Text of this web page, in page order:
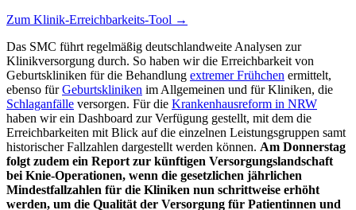
Zum Klinik-Erreichbarkeits-Tool →
Das SMC führt regelmäßig deutschlandweite Analysen zur
Klinikversorgung durch. So haben wir die Erreichbarkeit von
Geburtskliniken für die Behandlung extremer Frühchen ermittelt,
ebenso fürGeburtskliniken im Allgemeinen und für Kliniken, die
Schlaganfälle versorgen. Für die Krankenhausreform in NRW
haben wir ein Dashboard zur Verfügung gestellt, mit dem die
Erreichbarkeiten mit Blick auf die einzelnen Leistungsgruppen samt
historischer Fallzahlen dargestellt werden können. Am Donnerstag
folgt zudem ein Report zur künftigen Versorgungslandschaft
bei Knie-Operationen, wenn die gesetzlichen jährlichen
Mindestfallzahlen für die Kliniken nun schrittweise erhöht
werden, um die Qualität der Versorgung für Patientinnen und